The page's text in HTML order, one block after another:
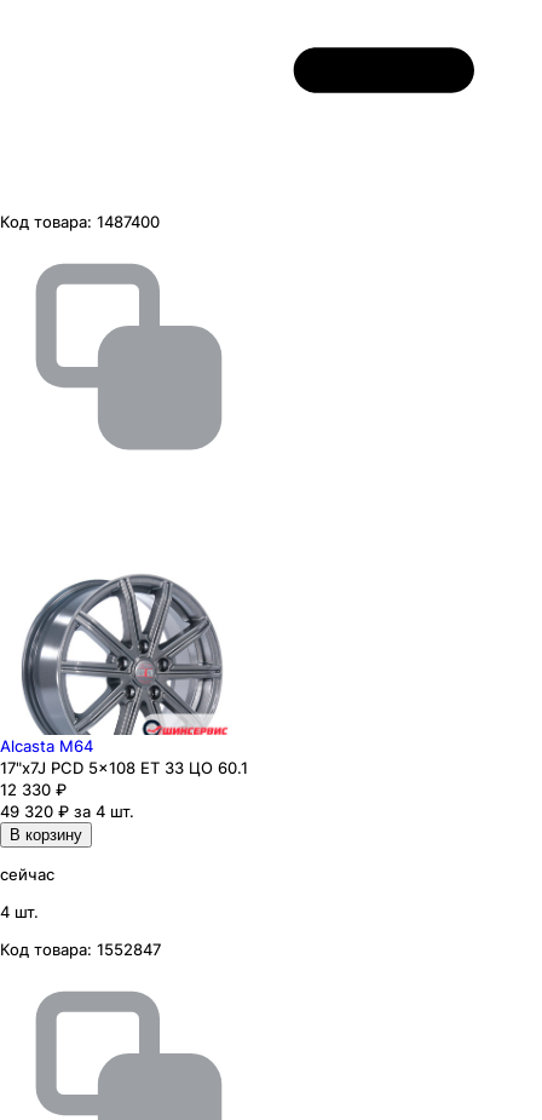
Код товара: 1487400
Alcasta M64
17"x7J PCD 5x108 ЕТ 33 ЦО 60.1
12 330 ₽
49 320 ₽ за 4 шт.
В корзину
сейчас
4 шт.
Код товара: 1552847